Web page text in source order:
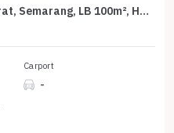
Rumah Dijual di Semarang Barat, Semarang, LB 100m², Harga Terbaik!
Carport
-